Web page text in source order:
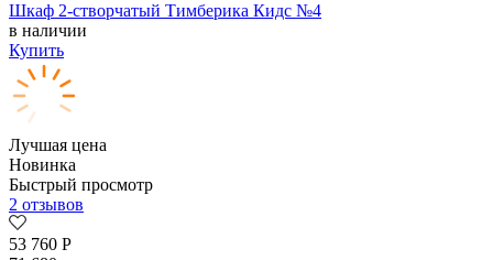
Шкаф 2-створчатый Тимберика Кидс №4
в наличии
Купить
Лучшая цена
Новинка
Быстрый просмотр
2 отзывов
53 760 Р